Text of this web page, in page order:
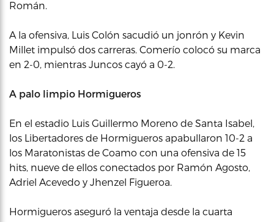
Román.
A la ofensiva, Luis Colón sacudió un jonrón y Kevin
Millet impulsó dos carreras. Comerío colocó su marca
en 2-0, mientras Juncos cayó a 0-2.
A palo limpio Hormigueros
En el estadio Luis Guillermo Moreno de Santa Isabel,
los Libertadores de Hormigueros apabullaron 10-2 a
los Maratonistas de Coamo con una ofensiva de 15
hits, nueve de ellos conectados por Ramón Agosto,
Adriel Acevedo y Jhenzel Figueroa.
Hormigueros aseguró la ventaja desde la cuarta